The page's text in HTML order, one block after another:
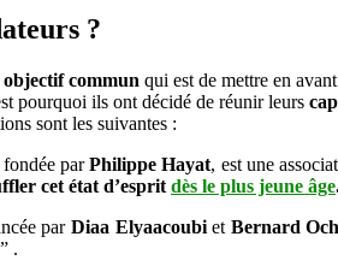
?
objectif commun qui est de mettre en avant
pourquoi ils ont décidé de réunir leurs
sont les suivantes :
fondée parPhilippe Hayat, est une
cet état d’esprit dès le plus jeune âge
parDiaa Elyaacoubiet Bernard
” .